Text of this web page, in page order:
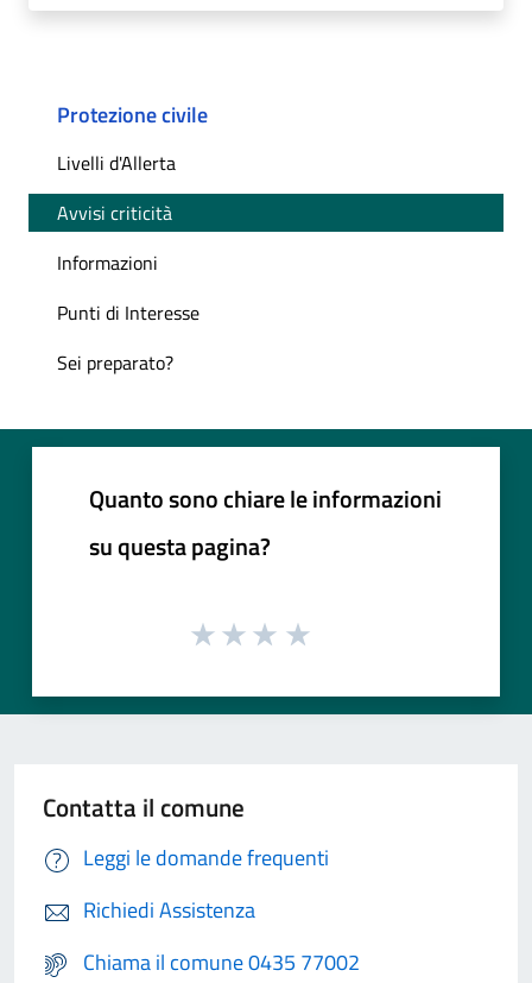
Protezione civile
Livelli d'Allerta
Avvisi criticità
Informazioni
Punti di Interesse
Sei preparato?
Quanto sono chiare le informazioni
su questa pagina?
Contatta il comune
Leggi le domande frequenti
Richiedi Assistenza
Chiama il comune 0435 77002